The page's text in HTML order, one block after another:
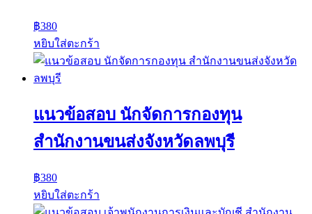
฿380
หยิบใส่ตะกร้า
แนวข้อสอบ นักจัดการกองทุน
สำนักงานขนส่งจังหวัดลพบุรี
฿380
หยิบใส่ตะกร้า